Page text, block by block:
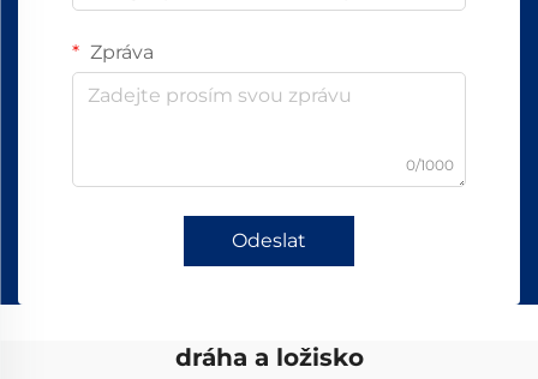
Zpráva
0/1000
Odeslat
dráha a ložisko